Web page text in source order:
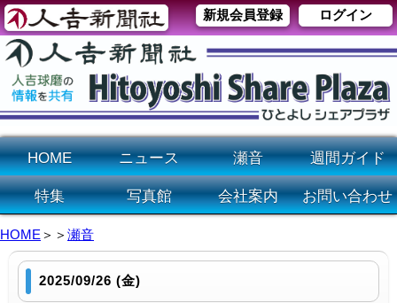
ログイン
新規会員登録
HOME ニュース 瀬音 週間ガイド
特集 写真館 会社案内 お問い合わせ
HOME ＞＞ 瀬音
2025/09/26 (金)